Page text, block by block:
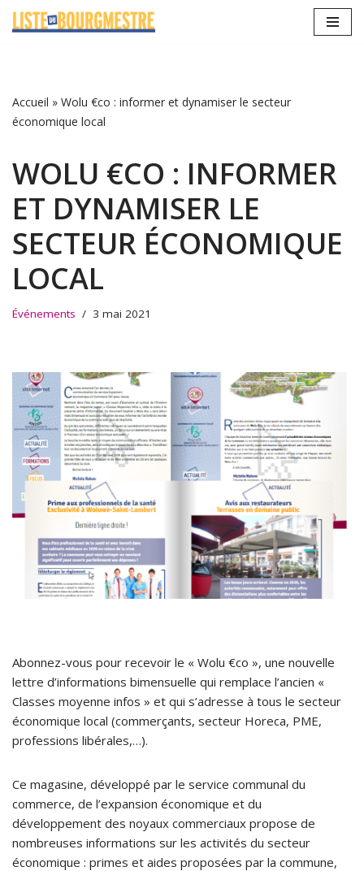
Accueil » Wolu €co : informer et dynamiser le secteur
économique local
WOLU €CO : INFORMER
ET DYNAMISER LE
SECTEUR ÉCONOMIQUE
LOCAL
Événements 3 mai 2021
Abonnez-vous pour recevoir le « Wolu €co », une nouvelle
lettre d’informations bimensuelle qui remplace l’ancien «
Classes moyenne infos » et qui s’adresse à tous le secteur
économique local (commerçants, secteur Horeca, PME,
professions libérales,…).
Ce magasine, développé par le service communal du
commerce, de l’expansion économique et du
développement des noyaux commerciaux propose de
nombreuses informations sur les activités du secteur
économique : primes et aides proposées par la commune,